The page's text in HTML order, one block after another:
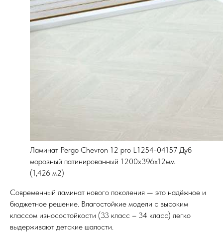
Ламинат Pergo Chevron 12 pro L1254-04157 Дуб
морозный патинированный 1200х396х12мм
(1,426 м2)
Современный ламинат нового поколения — это надёжное и
бюджетное решение. Влагостойкие модели с высоким
классом износостойкости (33 класс – 34 класс) легко
выдерживают детские шалости.